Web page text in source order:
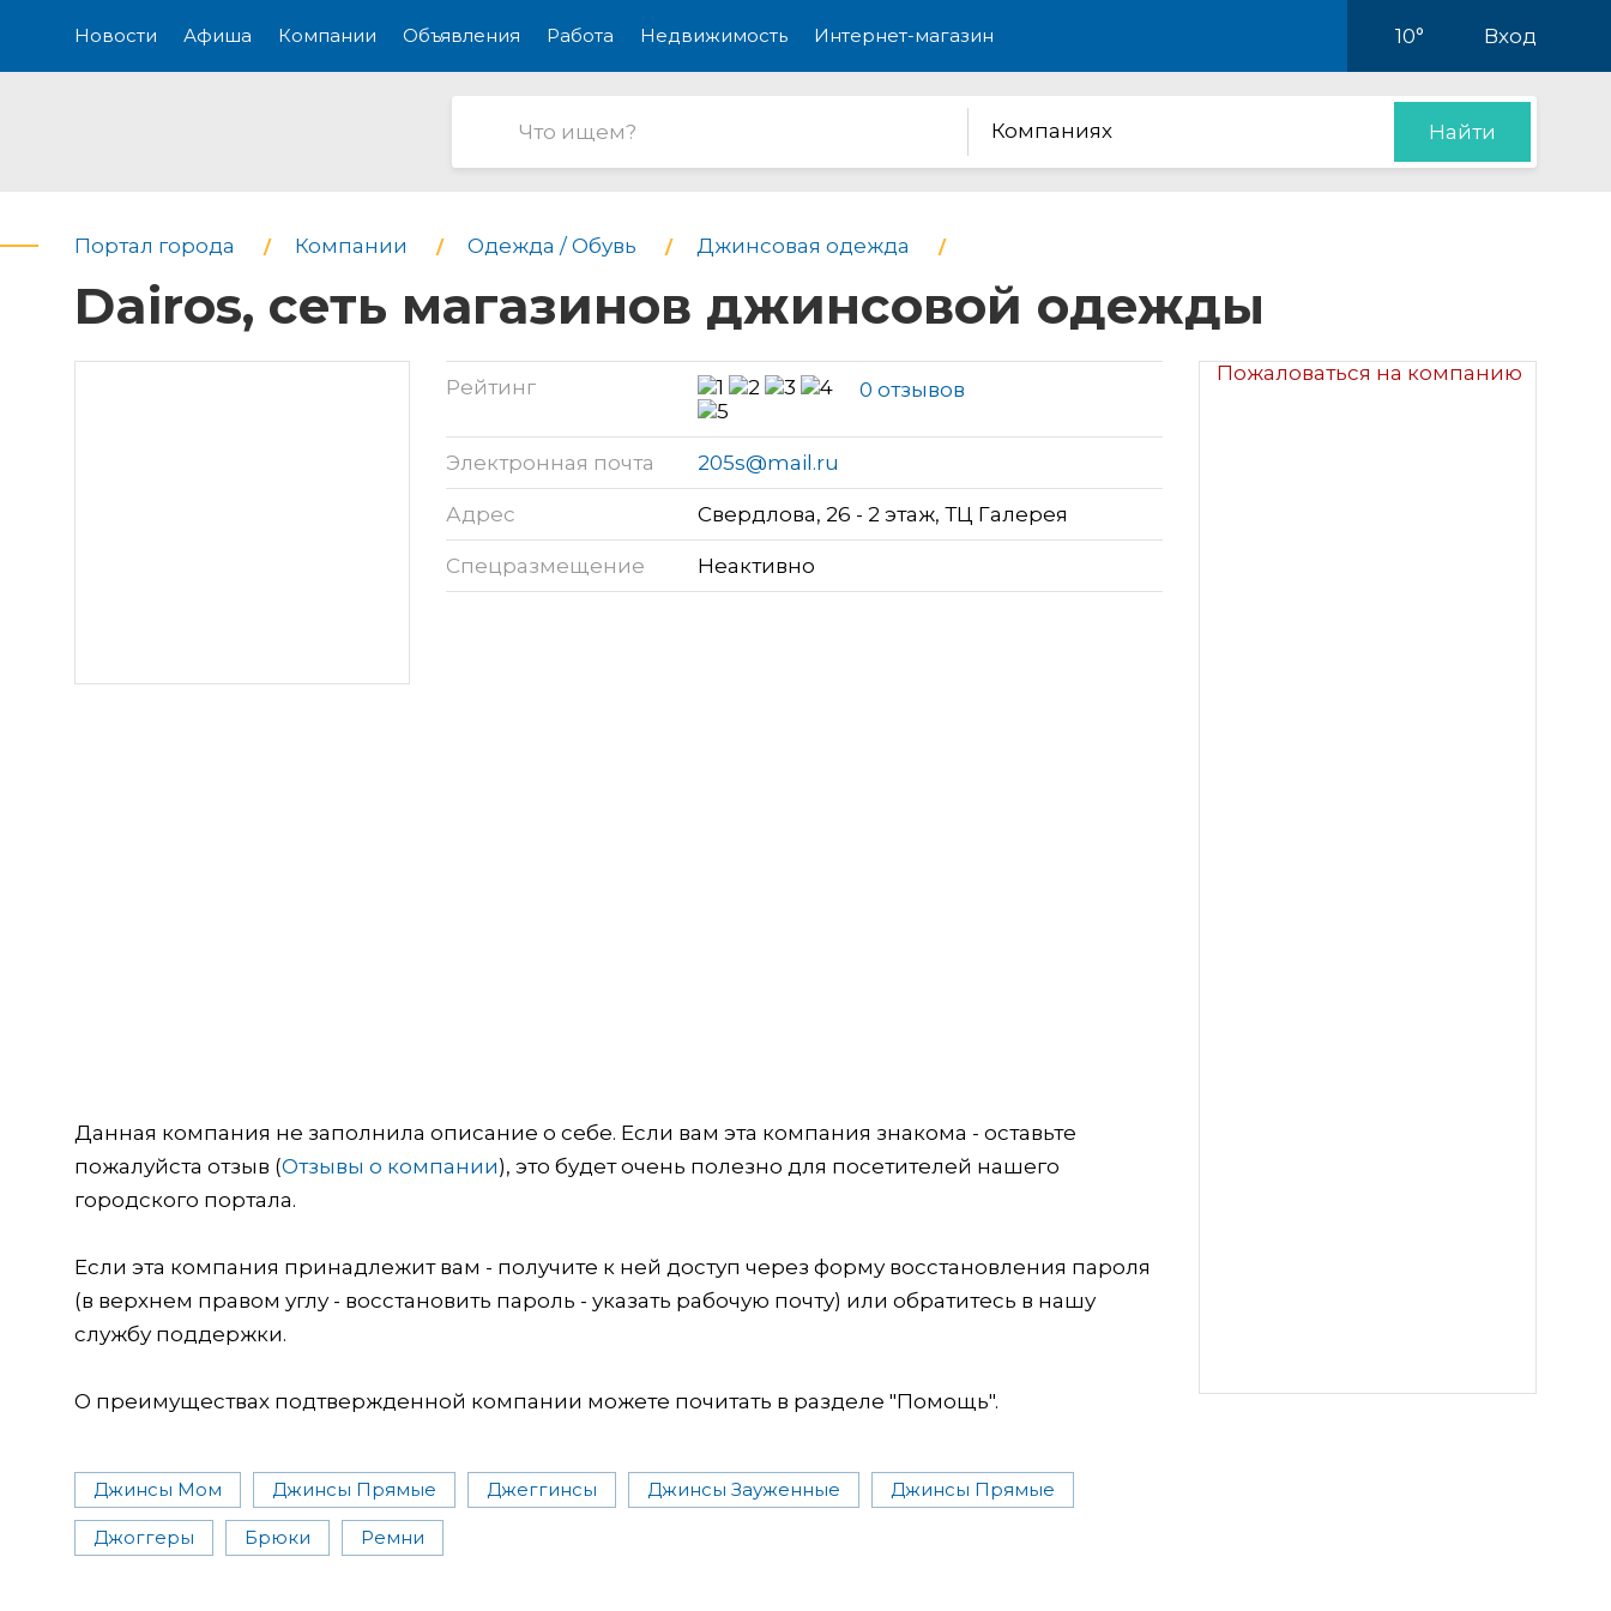
Новости Афиша Компании Объявления Работа Недвижимость Интернет-магазин 10° Вход
Компаниях Найти
Портал города Компании Одежда / Обувь Джинсовая одежда
Dairos, сеть магазинов джинсовой одежды
Пожаловаться на компанию
Рейтинг 0 отзывов
Электронная почта 205s@mail.ru
Адрес Свердлова, 26 - 2 этаж, ТЦ Галерея
Спецразмещение Неактивно
Данная компания не заполнила описание о себе. Если вам эта компания знакома - оставьте
пожалуйста отзыв (Отзывы о компании), это будет очень полезно для посетителей нашего
городского портала.
Если эта компания принадлежит вам - получите к ней доступ через форму восстановления пароля
(в верхнем правом углу - восстановить пароль - указать рабочую почту) или обратитесь в нашу
службу поддержки.
О преимуществах подтвержденной компании можете почитать в разделе "Помощь".
Джинсы Мом Джинсы Прямые Джеггинсы Джинсы Зауженные Джинсы Прямые
Джоггеры Брюки Ремни